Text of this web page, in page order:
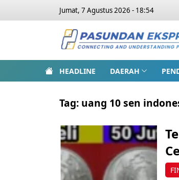
Jumat, 7 Agustus 2026 - 18:54
HEADLINE DAERAH
Tag: uang 10 sen